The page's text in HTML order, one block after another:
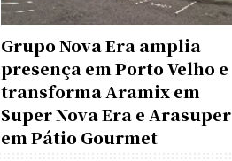
Grupo Nova Era amplia
presença em Porto Velho e
transforma Aramix em
Super Nova Era e Arasuper
em Pátio Gourmet